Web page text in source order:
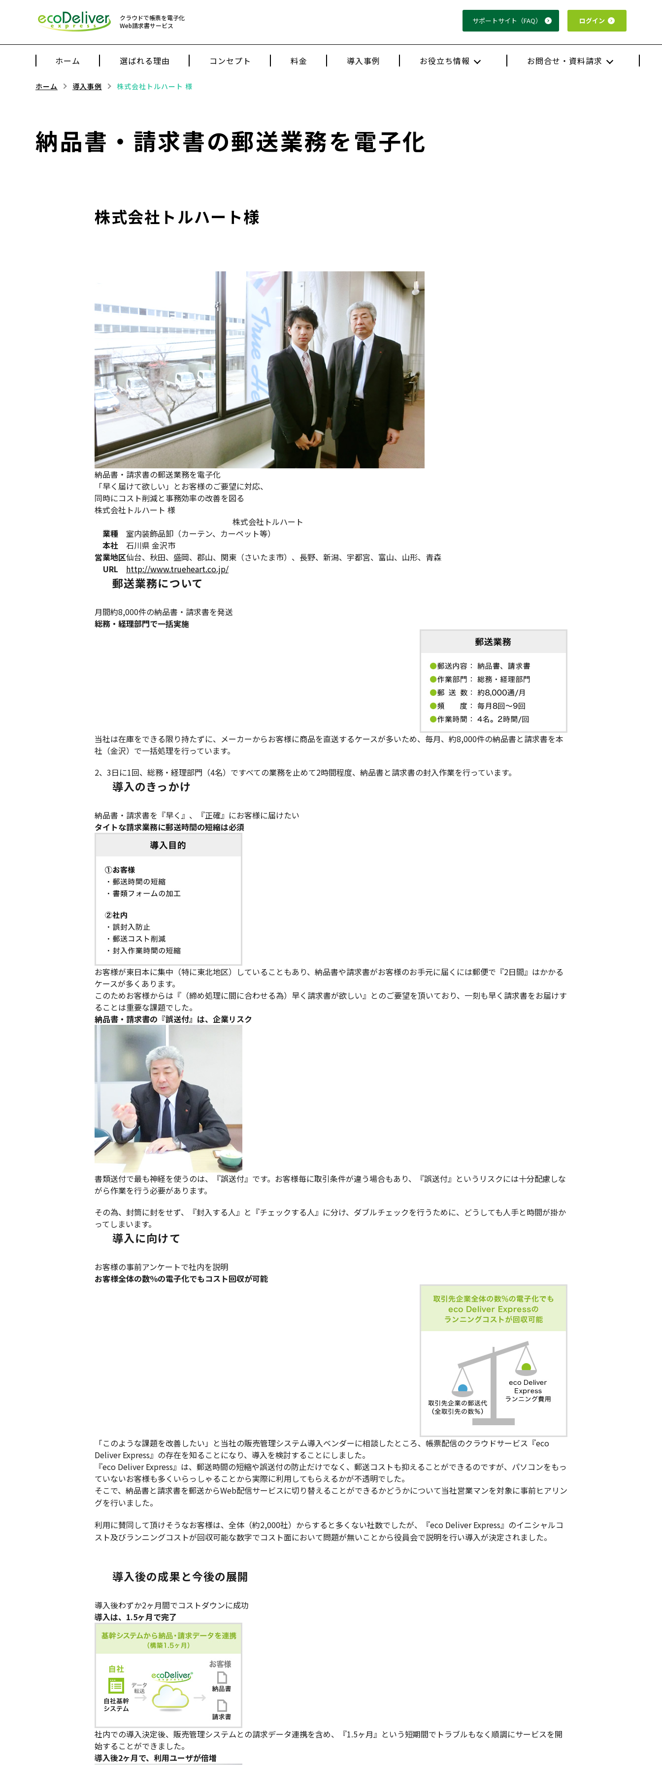
クラウドで帳票を電子化
Web請求書サービス
サポートサイト （FAQ） ログイン
ホーム 選ばれる理由 コンセプト 料金 導入事例 お役立ち情報 お問合せ・資料請求
ホーム 導入事例 株式会社トルハート 様
納品書・請求書の郵送業務を電子化
株式会社トルハート様
納品書・請求書の郵送業務を電子化
「早く届けて欲しい」とお客様のご要望に対応、
同時にコスト削減と事務効率の改善を図る
株式会社トルハート 様
株式会社トルハート
業種
室内装飾品卸（カーテン、カーペット等）
本社
石川県 金沢市
営業地区仙台、秋田、盛岡、郡山、関東（さいたま市）、長野、新潟、宇都宮、富山、山形、青森
URL
http://www.trueheart.co.jp/
郵送業務について
月間約8,000件の納品書・請求書を発送
総務・経理部門で一括実施
当社は在庫をできる限り持たずに、メーカーからお客様に商品を直送するケースが多いため、毎月、約8,000件の納品書と請求書を本
社（金沢）で一括処理を行っています。
2、3日に1回、総務・経理部門（4名）ですべての業務を止めて2時間程度、納品書と請求書の封入作業を行っています。
導入のきっかけ
納品書・請求書を『早く』、『正確』にお客様に届けたい
タイトな請求業務に郵送時間の短縮は必須
お客様が東日本に集中（特に東北地区）していることもあり、納品書や請求書がお客様のお手元に届くには郵便で『2日間』はかかる
ケースが多くあります。
このためお客様からは『（締め処理に間に合わせる為）早く請求書が欲しい』とのご要望を頂いており、一刻も早く請求書をお届けす
ることは重要な課題でした。
納品書・請求書の『誤送付』は、企業リスク
書類送付で最も神経を使うのは、『誤送付』です。お客様毎に取引条件が違う場合もあり、『誤送付』というリスクには十分配慮しな
がら作業を行う必要があります。
その為、封筒に封をせず、『封入する人』と『チェックする人』に分け、ダブルチェックを行うために、どうしても人手と時間が掛か
ってしまいます。
導入に向けて
お客様の事前アンケートで社内を説明
お客様全体の数％の電子化でもコスト回収が可能
「このような課題を改善したい」と当社の販売管理システム導入ベンダーに相談したところ、帳票配信のクラウドサービス『eco
Deliver Express』の存在を知ることになり、導入を検討することにしました。
『eco Deliver Express』は、郵送時間の短縮や誤送付の防止だけでなく、郵送コストも抑えることができるのですが、パソコンをもっ
ていないお客様も多くいらっしゃることから実際に利用してもらえるかが不透明でした。
そこで、納品書と請求書を郵送からWeb配信サービスに切り替えることができるかどうかについて当社営業マンを対象に事前ヒアリン
グを行いました。
利用に賛同して頂けそうなお客様は、全体（約2,000社）からすると多くない社数でしたが、『eco Deliver Express』のイニシャルコ
スト及びランニングコストが回収可能な数字でコスト面において問題が無いことから役員会で説明を行い導入が決定されました。
導入後の成果と今後の展開
導入後わずか2ヶ月間でコストダウンに成功
導入は、1.5ヶ月で完了
社内での導入決定後、販売管理システムとの請求データ連携を含め、『1.5ヶ月』という短期間でトラブルもなく順調にサービスを開
始することができました。
導入後2ヶ月で、利用ユーザが倍増